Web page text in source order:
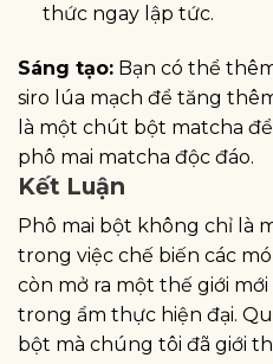
thức ngay lập tức.
Sáng tạo: Bạn có thể
siro lúa mạch để tăng
là một chút bột matcha
phô mai matcha độc đáo.
Kết Luận
Phô mai bột không chỉ là
trong việc chế biến các
còn mở ra một thế giới
trong ẩm thực hiện đại.
bột mà chúng tôi đã giới